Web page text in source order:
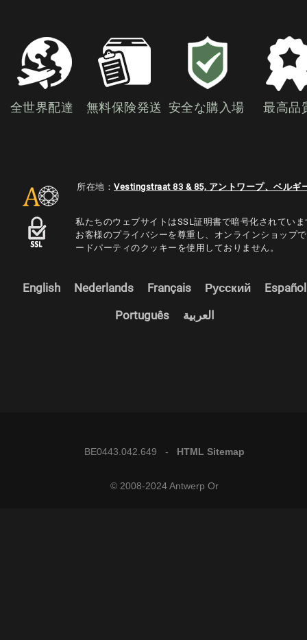
全世界配達 無料保険発送 安全な購入場 最高品
所在地： Vestingstraat 83 & 85, アントワープ、ベルギ
私たちのウェブサイトはSSL証明書で暗号化されていま
お客様のプライバシーを尊重し、オンラインショップ
ードパーティのクッキーを使用しておりません。
English Nederlands Français Русский Español
Português العربية
BE0443.042.649 - HTML Sitemap
© 2008-2024 Antwerp Or